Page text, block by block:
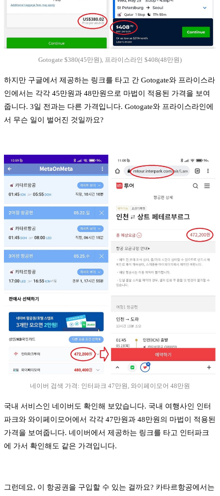
Gotogate $380(45만원), 프라이스라인 $408(48만원)
하지만 구글에서 제공하는 링크를 타고 간 Gotogate와 프라이스라
인에서는 각각 45만원과 48만원으로 마법이 적용된 가격을 보여
줍니다. 3일 전과는 다른 가격입니다. Gotogate와 프라이스라인에
서 무슨 일이 벌어진 것일까요?
네이버 검색 가격: 인터파크 47만원, 와이페이모어 48만원
국내 서비스인 네이버도 확인해 보았습니다. 국내 여행사인 인터
파크와 와이페이모어에서 각각 47만원과 48만원의 마법이 적용된
가격을 보여줍니다. 네이버에서 제공하는 링크를 타고 인터파크
에 가서 확인해도 같은 가격입니다.
그런데요, 이 항공권을 구입할 수 있는 걸까요? 카타르항공에서는